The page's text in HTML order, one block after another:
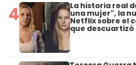
4 La historia real
una mujer", la
Netflix sobre el
que descuartizó